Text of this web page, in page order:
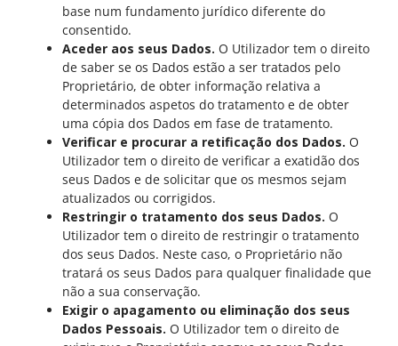
base num fundamento jurídico diferente do
consentido.
Aceder aos seus Dados. O Utilizador tem o direito
de saber se os Dados estão a ser tratados pelo
Proprietário, de obter informação relativa a
determinados aspetos do tratamento e de obter
uma cópia dos Dados em fase de tratamento.
Verificar e procurar a retificação dos Dados. O
Utilizador tem o direito de verificar a exatidão dos
seus Dados e de solicitar que os mesmos sejam
atualizados ou corrigidos.
Restringir o tratamento dos seus Dados. O
Utilizador tem o direito de restringir o tratamento
dos seus Dados. Neste caso, o Proprietário não
tratará os seus Dados para qualquer finalidade que
não a sua conservação.
Exigir o apagamento ou eliminação dos seus
Dados Pessoais. O Utilizador tem o direito de